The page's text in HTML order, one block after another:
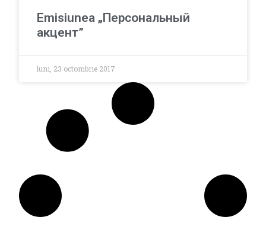
Emisiunea „Персональный
акцент”
luni, 23 octombrie 2017